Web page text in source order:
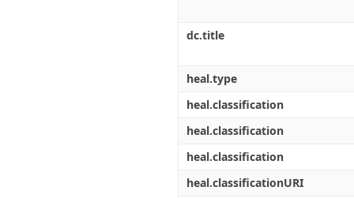
dc.title
heal.type
heal.classification
heal.classification
heal.classification
heal.classificationURI